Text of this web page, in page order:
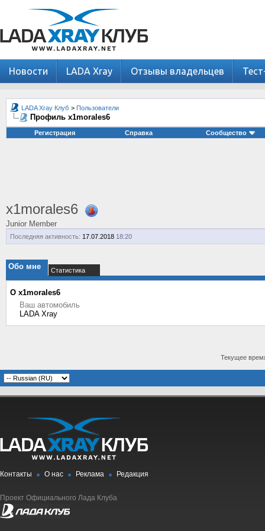
Новости LADA Xray Отзывы владельцев
LADA Xray Клуб > Пользователи
Профиль x1morales6
Регистрация Справка Сообщество
x1morales6
Junior Member
Последняя активность: 17.07.2018 18:20
Обо мне Статистика
О x1morales6
Ваш автомобиль
LADA Xray
Текущее
Контакты О нас Реклама Редакция
Проект Официального Лада Клуба